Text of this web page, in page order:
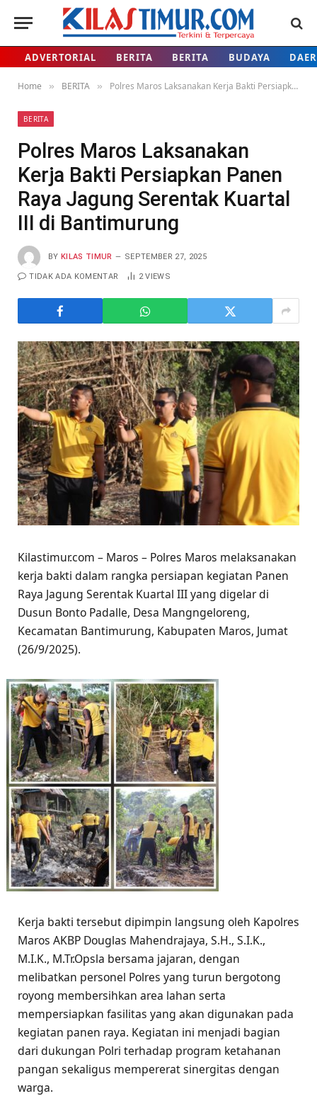
ADVERTORIAL BERITA BERITA BUDAYA
Home » BERITA » Polres Maros Laksanakan Kerja Bakti Persiapkan Panen Raya Jagung Serentak Kuartal III di Bantimurung
BERITA
Polres Maros Laksanakan
Kerja Bakti Persiapkan Panen
Raya Jagung Serentak Kuartal
III di Bantimurung
BY KILAS TIMUR SEPTEMBER 27, 2025
TIDAK ADA KOMENTAR 2VIEWS
Kilastimur.com – Maros – Polres Maros melaksanakan
kerja bakti dalam rangka persiapan kegiatan Panen
Raya Jagung Serentak Kuartal III yang digelar di
Dusun Bonto Padalle, Desa Mangngeloreng,
Kecamatan Bantimurung, Kabupaten Maros, Jumat
(26/9/2025).
Kerja bakti tersebut dipimpin langsung oleh Kapolres
Maros AKBP Douglas Mahendrajaya, S.H., S.I.K.,
M.I.K., M.Tr.Opsla bersama jajaran, dengan
melibatkan personel Polres yang turun bergotong
royong membersihkan area lahan serta
mempersiapkan fasilitas yang akan digunakan pada
kegiatan panen raya. Kegiatan ini menjadi bagian
dari dukungan Polri terhadap program ketahanan
pangan sekaligus mempererat sinergitas dengan
warga.